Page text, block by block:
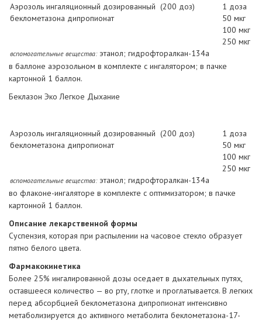
Аэрозоль ингаляционный дозированный (200 доз)
1 доза
беклометазона дипропионат
50 мкг
100 мкг
250 мкг
вспомогательные вещества:этанол; гидрофторалкан-134а
в баллоне аэрозольном в комплекте с ингалятором; в пачке
картонной 1 баллон.
Беклазон Эко Легкое Дыхание
Аэрозоль ингаляционный дозированный (200 доз)
1 доза
беклометазона дипропионат
50 мкг
100 мкг
250 мкг
вспомогательные вещества:этанол; гидрофторалкан-134а
во флаконе-ингаляторе в комплекте с оптимизатором; в пачке
картонной 1 баллон.
Описание лекарственной формы
Суспензия, которая при распылении на часовое стекло образует
пятно белого цвета.
Фармакокинетика
Более 25% ингалированной дозы оседает в дыхательных путях,
оставшееся количество — во рту, глотке и проглатывается. В легких
перед абсорбцией беклометазона дипропионат интенсивно
метаболизируется до активного метаболита беклометазона-17-